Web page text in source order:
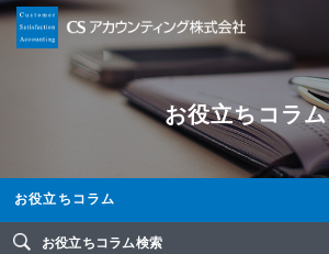
お役立ちコラム
お役立ちコラム
お役立ちコラム検索